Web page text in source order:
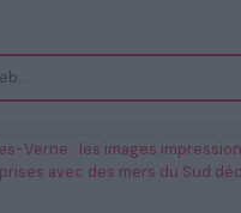
de Sodebo
prises avec des mers du